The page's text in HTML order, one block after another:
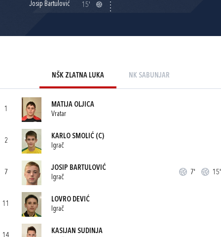
Josip Bartulović
15'
NŠK ZLATNA LUKA NK SABUNJAR
1
MATIJA OLJICA
Vratar
2
KARLO SMOLIĆ (C)
Igrač
7
JOSIP BARTULOVIĆ
Igrač
7' 15'
11
LOVRO DEVIĆ
Igrač
KASIJAN SUDINJA